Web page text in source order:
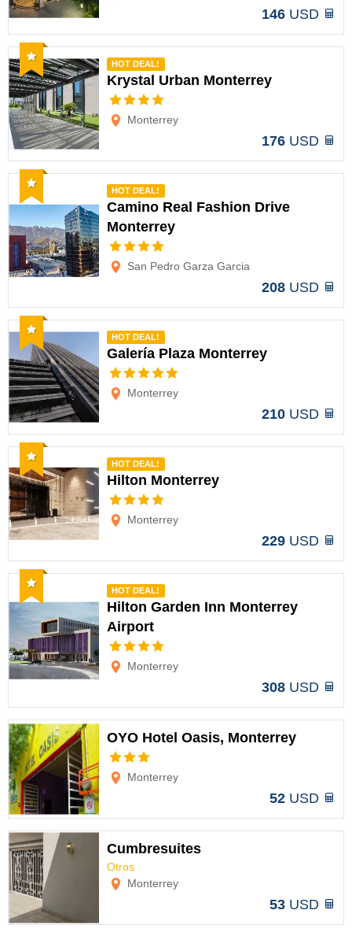
146 USD
Recomendado
HOT DEAL!
Krystal Urban Monterrey
Monterrey
176 USD
Recomendado
HOT DEAL!
Camino Real Fashion Drive
Monterrey
San Pedro Garza Garcia
208 USD
Recomendado
HOT DEAL!
Galería Plaza Monterrey
Monterrey
210 USD
Recomendado
HOT DEAL!
Hilton Monterrey
Monterrey
229 USD
Recomendado
HOT DEAL!
Hilton Garden Inn Monterrey
Airport
Monterrey
308 USD
OYO Hotel Oasis, Monterrey
Monterrey
52 USD
Cumbresuites
Otros
Monterrey
53 USD